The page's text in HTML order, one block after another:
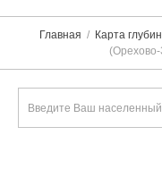
Главная Карта глубин
(Орехово-